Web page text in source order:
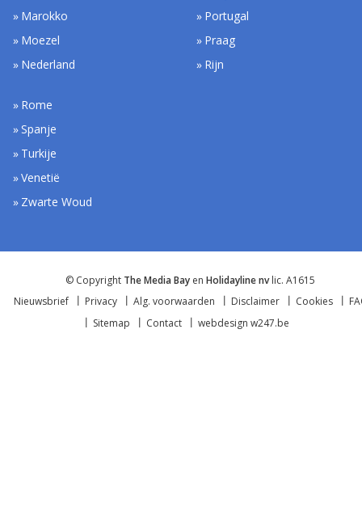
Marokko
Moezel
Nederland
Portugal
Praag
Rijn
Rome
Spanje
Turkije
Venetië
Zwarte Woud
© Copyright The Media Bay en Holidayline nvlic. A1615
Nieuwsbrief
Privacy Alg. voorwaarden Disclaimer Cookies
Sitemap
Contact webdesign w247.be